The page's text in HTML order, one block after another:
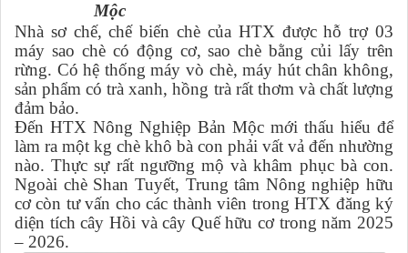
Mộc
Nhà sơ chế, chế biến chè của HTX được hỗ trợ 03
máy sao chè có động cơ, sao chè bằng củi lấy trên
rừng. Có hệ thống máy vò chè, máy hút chân không,
sản phẩm có trà xanh, hồng trà rất thơm và chất lượng
đảm bảo.
Đến HTX Nông Nghiệp Bản Mộc mới thấu hiểu để
làm ra một kg chè khô bà con phải vất vả đến nhường
nào. Thực sự rất ngưỡng mộ và khâm phục bà con.
Ngoài chè Shan Tuyết, Trung tâm Nông nghiệp hữu
cơ còn tư vấn cho các thành viên trong HTX đăng ký
diện tích cây Hồi và cây Quế hữu cơ trong năm 2025
– 2026.